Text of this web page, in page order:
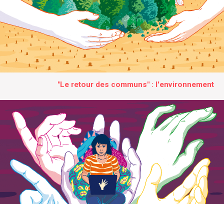
"Le retour des communs" : l'environnement